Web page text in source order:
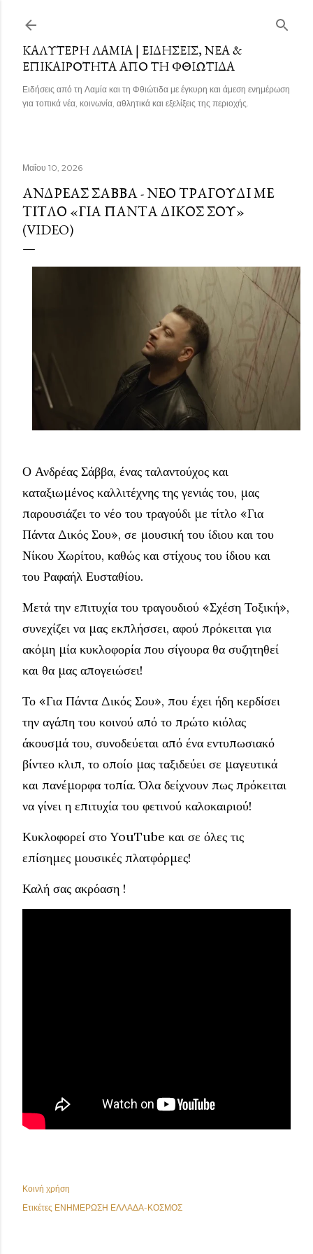
ΚΑΛΎΤΕΡΗ ΛΑΜΊΑ | ΕΙΔΉΣΕΙΣ, ΝΈΑ &
ΕΠΙΚΑΙΡΌΤΗΤΑ ΑΠΌ ΤΗ ΦΘΙΏΤΙΔΑ
Ειδήσεις από τη Λαμία και τη Φθιώτιδα με έγκυρη και άμεση ενημέρωση
για τοπικά νέα, κοινωνία, αθλητικά και εξελίξεις της περιοχής.
Μαΐου 10, 2026
ΑΝΔΡΈΑΣ ΣΆΒΒΑ - ΝΈΟ ΤΡΑΓΟΎΔΙ ΜΕ
ΤΊΤΛΟ «ΓΙΑ ΠΆΝΤΑ ΔΙΚΌΣ ΣΟΥ»
(VIDEO)
Ο Ανδρέας Σάββα, ένας ταλαντούχος και
καταξιωμένος καλλιτέχνης της γενιάς του, μας
παρουσιάζει το νέο του τραγούδι με τίτλο «Για
Πάντα Δικός Σου», σε μουσική του ίδιου και του
Νίκου Χωρίτου, καθώς και στίχους του ίδιου και
του Ραφαήλ Ευσταθίου.
Μετά την επιτυχία του τραγουδιού «Σχέση Τοξική»,
συνεχίζει να μας εκπλήσσει, αφού πρόκειται για
ακόμη μία κυκλοφορία που σίγουρα θα συζητηθεί
και θα μας απογειώσει!
Το «Για Πάντα Δικός Σου», που έχει ήδη κερδίσει
την αγάπη του κοινού από το πρώτο κιόλας
άκουσμά του, συνοδεύεται από ένα εντυπωσιακό
βίντεο κλιπ, το οποίο μας ταξιδεύει σε μαγευτικά
και πανέμορφα τοπία. Όλα δείχνουν πως πρόκειται
να γίνει η επιτυχία του φετινού καλοκαιριού!
Κυκλοφορεί στο YouTube και σε όλες τις
επίσημες μουσικές πλατφόρμες!
Καλή σας ακρόαση !
Κοινή χρήση
Ετικέτες ΕΝΗΜΕΡΩΣΗ ΕΛΛΑΔΑ-ΚΟΣΜΟΣ